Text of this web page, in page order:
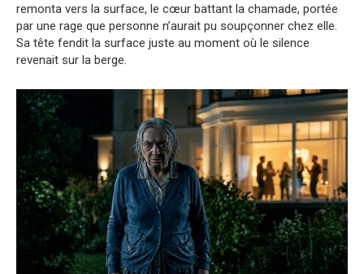
remonta vers la surface, le cœur battant la chamade, portée
par une rage que personne n’aurait pu soupçonner chez elle.
Sa tête fendit la surface juste au moment où le silence
revenait sur la berge.